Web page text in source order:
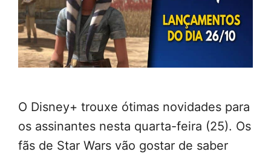
O Disney+ trouxe ótimas novidades para
os assinantes nesta quarta-feira (25). Os
fãs de Star Wars vão gostar de saber